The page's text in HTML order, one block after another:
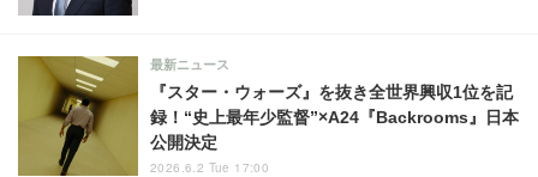
『スター・ウォーズ』を抜き全世界興収1位を記
録！“史上最年少監督”×A24『Backrooms』日本
公開決定
最新ニュース
2026.6.2 Tue 17:00